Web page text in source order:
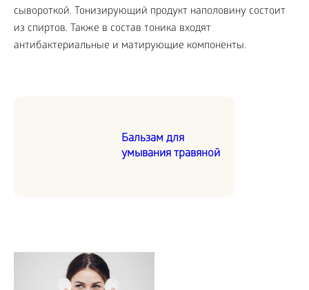
сывороткой. Тонизирующий продукт наполовину состоит
из спиртов. Также в состав тоника входят
антибактериальные и матирующие компоненты.
Бальзам для
умывания травяной